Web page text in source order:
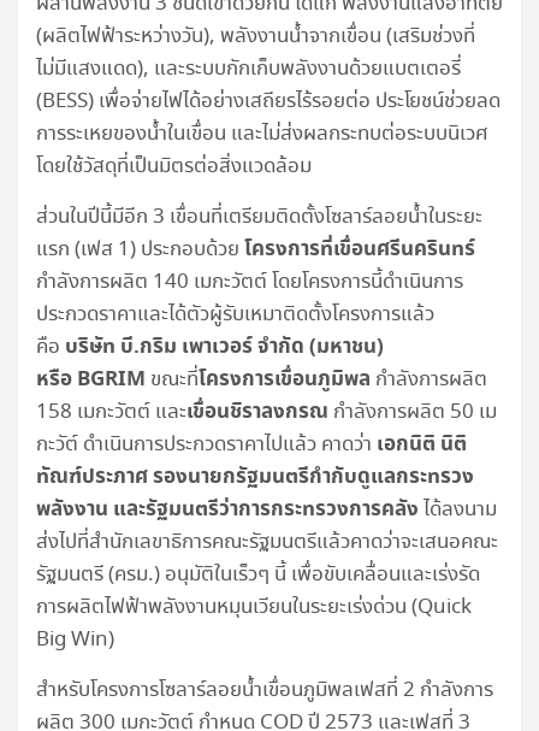
(ผลิตไฟฟ้าระหว่างวัน), พลังงานน้ำจากเขื่อน (เสริมช่วงที่
ไม่มีแสงแดด), และระบบกักเก็บพลังงานด้วยแบตเตอรี่
(BESS) เพื่อจ่ายไฟได้อย่างเสถียรไร้รอยต่อ ประโยชน์ช่วยลด
การระเหยของน้ำในเขื่อน และไม่ส่งผลกระทบต่อระบบนิเวศ
โดยใช้วัสดุที่เป็นมิตรต่อสิ่งแวดล้อม
ส่วนในปีนี้มีอีก 3 เขื่อนที่เตรียมติดตั้งโซลาร์ลอยน้ำในระยะ
แรก (เฟส 1) ประกอบด้วย โครงการที่เขื่อนศรีนครินทร์
กำลังการผลิต 140 เมกะวัตต์ โดยโครงการนี้ดำเนินการ
ประกวดราคาและได้ตัวผู้รับเหมาติดตั้งโครงการแล้ว
คือ บริษัท บี.กริม เพาเวอร์ จำกัด (มหาชน)
หรือ BGRIM ขณะที่โครงการเขื่อนภูมิพล กำลังการผลิต
158 เมกะวัตต์ และเขื่อนชิราลงกรณ กำลังการผลิต 50 เม
กะวัต์ ดำเนินการประกวดราคาไปแล้ว คาดว่า เอกนิติ นิติ
ทัณฑ์ประภาศ รองนายกรัฐมนตรีกำกับดูแลกระทรวง
พลังงาน และรัฐมนตรีว่าการกระทรวงการคลัง ได้ลงนาม
ส่งไปที่สำนักเลขาธิการคณะรัฐมนตรีแล้วคาดว่าจะเสนอคณะ
รัฐมนตรี (ครม.) อนุมัติในเร็วๆ นี้ เพื่อขับเคลื่อนและเร่งรัด
การผลิตไฟฟ้าพลังงานหมุนเวียนในระยะเร่งด่วน (Quick
Big Win)
สำหรับโครงการโซลาร์ลอยน้ำเขื่อนภูมิพลเฟสที่ 2 กำลังการ
ผลิต 300 เมกะวัตต์ กำหนด COD ปี 2573 และเฟสที่ 3